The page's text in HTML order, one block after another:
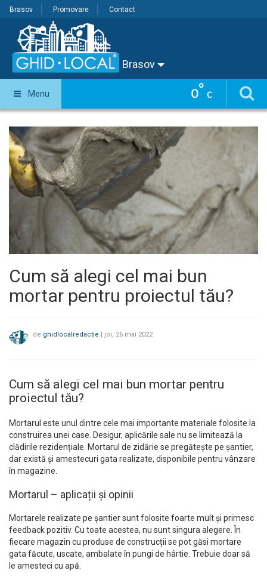
Brasov Promovare Contact
Brasov
0° C
Menu
Cum să alegi cel mai bun
mortar pentru proiectul tău?
de ghidlocalredactie | joi, 26 mai 2022
Cum să alegi cel mai bun mortar pentru
proiectul tău?
Mortarul este unul dintre cele mai importante materiale folosite la
construirea unei case. Desigur, aplicările sale nu se limitează la
clădirile rezidențiale. Mortarul de zidărie se pregătește pe șantier,
dar există și amestecuri gata realizate, disponibile pentru vânzare
în magazine.
Mortarul – aplicații și opinii
Mortarele realizate pe șantier sunt folosite foarte mult și primesc
feedback pozitiv. Cu toate acestea, nu sunt singura alegere. În
fiecare magazin cu produse de construcții se pot găsi mortare
gata făcute, uscate, ambalate în pungi de hârtie. Trebuie doar să
le amesteci cu apă.